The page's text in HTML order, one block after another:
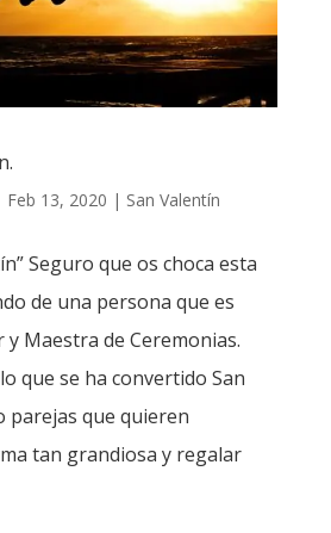
Feb 13, 2020 | San Valentín
Seguro que os choca esta
de una persona que es
y Maestra de Ceremonias.
que se ha convertido San
parejas que quieren
tan grandiosa y regalar